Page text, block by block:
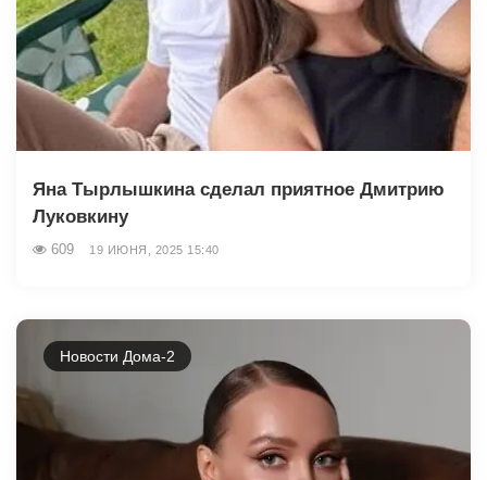
Яна Тырлышкина сделал приятное Дмитрию
Луковкину
609 19 ИЮНЯ, 2025 15:40
Новости Дома-2